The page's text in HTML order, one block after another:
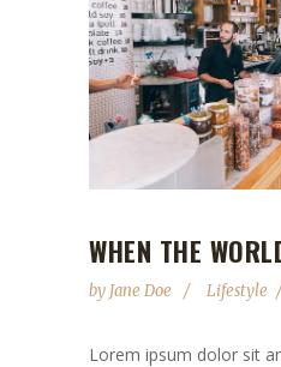
WHEN THE
by Jane Doe Lifestyle
Lorem ipsum dolor sit